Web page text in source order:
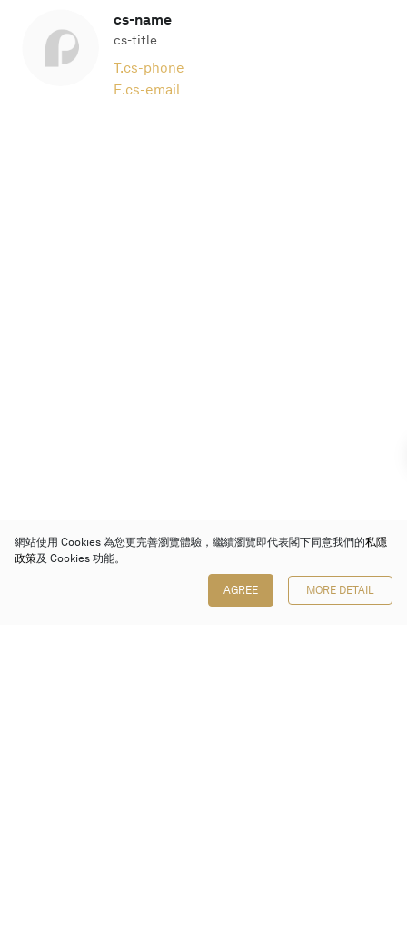
cs-name
cs-title
T.cs-phone
E.cs-email
網站使用 Cookies 為您更完善瀏覽體驗，繼續瀏覽即代表閣下同意我們的私隱
政策及 Cookies 功能。
AGREE MORE DETAIL